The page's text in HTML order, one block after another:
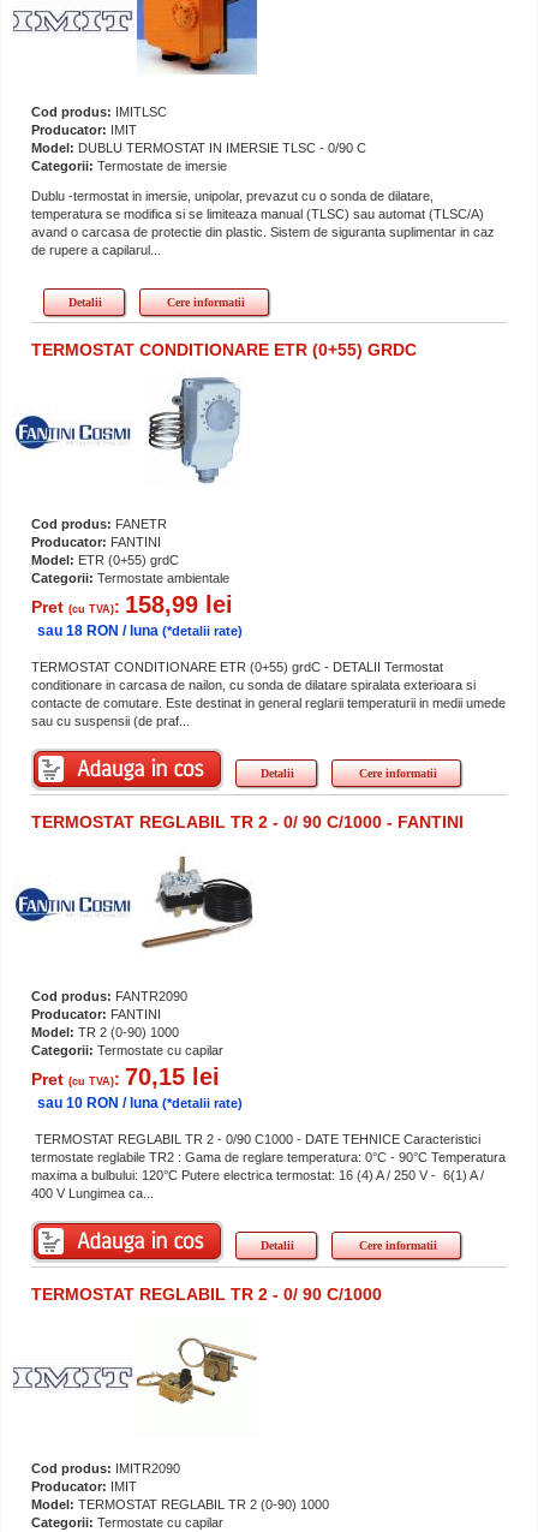
Cod produs: IMITLSC
Producator: IMIT
Model: DUBLU TERMOSTAT IN IMERSIE TLSC - 0/90 C
Categorii: Termostate de imersie
Dublu -termostat in imersie, unipolar, prevazut cu o sonda de dilatare,
temperatura se modifica si se limiteaza manual (TLSC) sau automat (TLSC/A)
avand o carcasa de protectie din plastic. Sistem de siguranta suplimentar in caz
de rupere a capilarul...
Detalii Cere informatii
TERMOSTAT CONDITIONARE ETR (0+55) GRDC
Cod produs: FANETR
Producator: FANTINI
Model: ETR (0+55) grdC
Categorii: Termostate ambientale
Pret (cu TVA): 158,99 lei
sau 18 RON / luna (*detalii rate)
TERMOSTAT CONDITIONARE ETR (0+55) grdC - DETALII Termostat
conditionare in carcasa de nailon, cu sonda de dilatare spiralata exterioara si
contacte de comutare. Este destinat in general reglarii temperaturii in medii umede
sau cu suspensii (de praf...
Detalii Cere informatii
TERMOSTAT REGLABIL TR 2 - 0/ 90 C/1000 - FANTINI
Cod produs: FANTR2090
Producator: FANTINI
Model: TR 2 (0-90) 1000
Categorii: Termostate cu capilar
Pret (cu TVA): 70,15 lei
sau 10 RON / luna (*detalii rate)
TERMOSTAT REGLABIL TR 2 - 0/90 C1000 - DATE TEHNICE Caracteristici
termostate reglabile TR2 : Gama de reglare temperatura: 0°C - 90°C Temperatura
maxima a bulbului: 120°C Putere electrica termostat: 16 (4) A / 250 V - 6(1) A /
400 V Lungimea ca...
Detalii Cere informatii
TERMOSTAT REGLABIL TR 2 - 0/ 90 C/1000
Cod produs: IMITR2090
Producator: IMIT
Model: TERMOSTAT REGLABIL TR 2 (0-90) 1000
Categorii: Termostate cu capilar